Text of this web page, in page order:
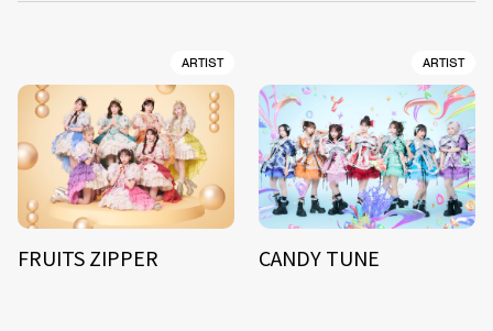
ARTIST
FRUITS ZIPPER
ARTIST
CANDY TUNE